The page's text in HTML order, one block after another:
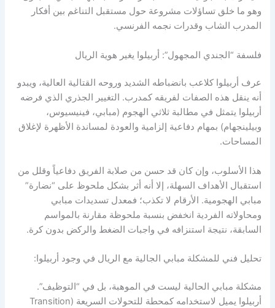
وهو ما خلق تساؤلات مشروعة حول مستقبل التناغم بين أفكار
المدرب الشاب وقدرات نجمه الفرنسي.
فلسفة “الجندي المجهول”: أربيلوا يغير هوية الريال
عرف أربيلوا كلاعب بانضباطه الشديد وروحه القتالية العالية، ويبدو
أنه ينقل هذه الصفات لفريقه كمدرب. التغيير الجذري الذي فرضه
أربيلوا يتمثل في مطالبة ثلاثي الهجوم (مبابي، فينيسيوس،
وبيلينجهام) بمهام دفاعية إلزامية والعودة لمساندة الأظهرة لإغلاق
المساحات.
هذا الأسلوب، وإن كان قد حسن من صلابة الفريق دفاعياً وقلل من
استقبال الأهداف السهلة، إلا أنه أثر بشكل ملحوظ على “نضارة”
مبابي الهجومية. الأرقام لا تكذب؛ فمعدل تسديدات مبابي
ومحاولاته الفردية انخفض بنسبة ملحوظة مقارنة بالمواسم
السابقة، نتيجة استنزافه في واجبات الضغط والركض بدون كرة.
تحليل فني للمشكلة مبابي الجالية مع الريال في وجود أربيلوا:
مشكلة مبابي الحالية ليست في الموهبة، بل في “التوظيف”.
أربيلوا يميل لاستخدامه كمحطة للتحولات السريعة (Transition